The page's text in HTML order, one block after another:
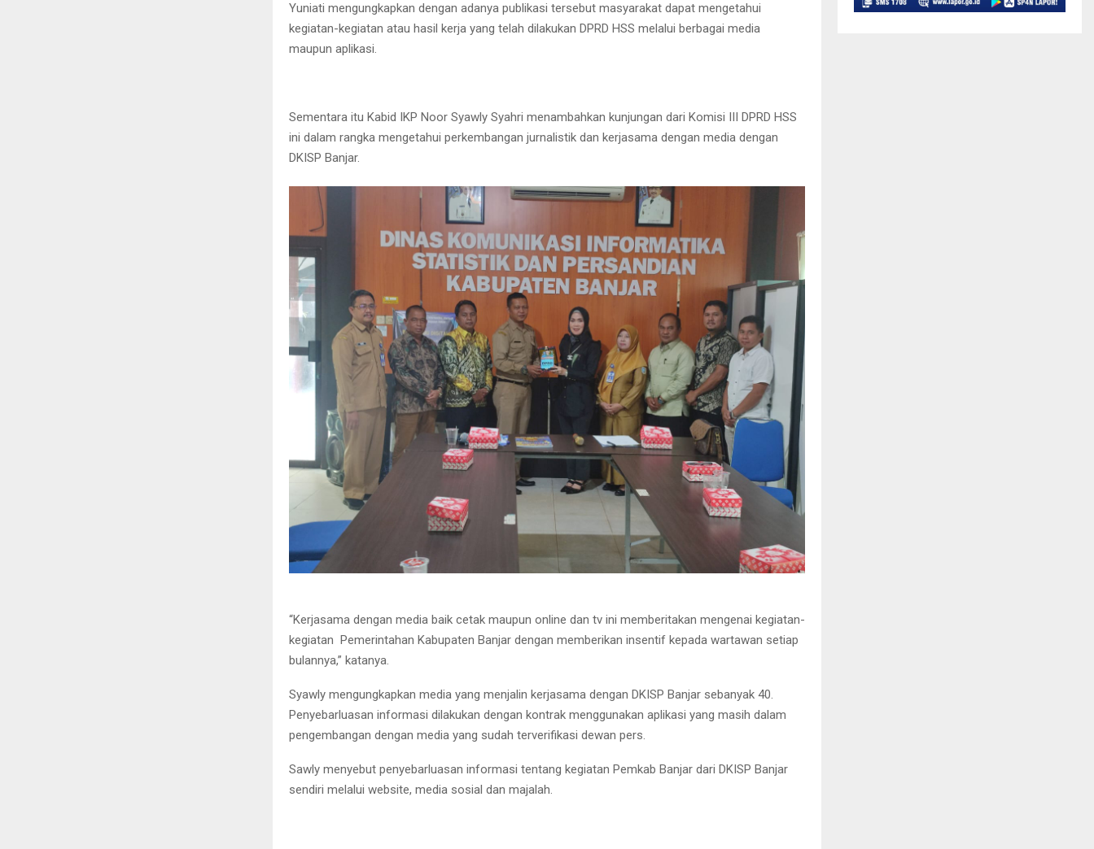
Yuniati mengungkapkan dengan adanya publikasi tersebut masyarakat dapat mengetahui
kegiatan-kegiatan atau hasil kerja yang telah dilakukan DPRD HSS melalui berbagai media
maupun aplikasi.
Sementara itu Kabid IKP Noor Syawly Syahri menambahkan kunjungan dari Komisi III DPRD HSS
ini dalam rangka mengetahui perkembangan jurnalistik dan kerjasama dengan media dengan
DKISP Banjar.
“Kerjasama dengan media baik cetak maupun online dan tv ini memberitakan mengenai kegiatan-
kegiatan Pemerintahan Kabupaten Banjar dengan memberikan insentif kepada wartawan setiap
bulannya,” katanya.
Syawly mengungkapkan media yang menjalin kerjasama dengan DKISP Banjar sebanyak 40.
Penyebarluasan informasi dilakukan dengan kontrak menggunakan aplikasi yang masih dalam
pengembangan dengan media yang sudah terverifikasi dewan pers.
Sawly menyebut penyebarluasan informasi tentang kegiatan Pemkab Banjar dari DKISP Banjar
sendiri melalui website, media sosial dan majalah.